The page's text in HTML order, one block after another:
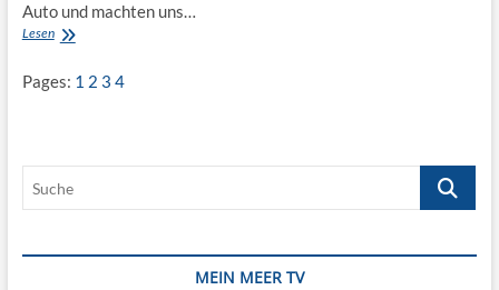
Auto und machten uns…
LesenTest:
und
mitnehmen
Pages: 1 2 3 4
Suche
MEIN MEER TV